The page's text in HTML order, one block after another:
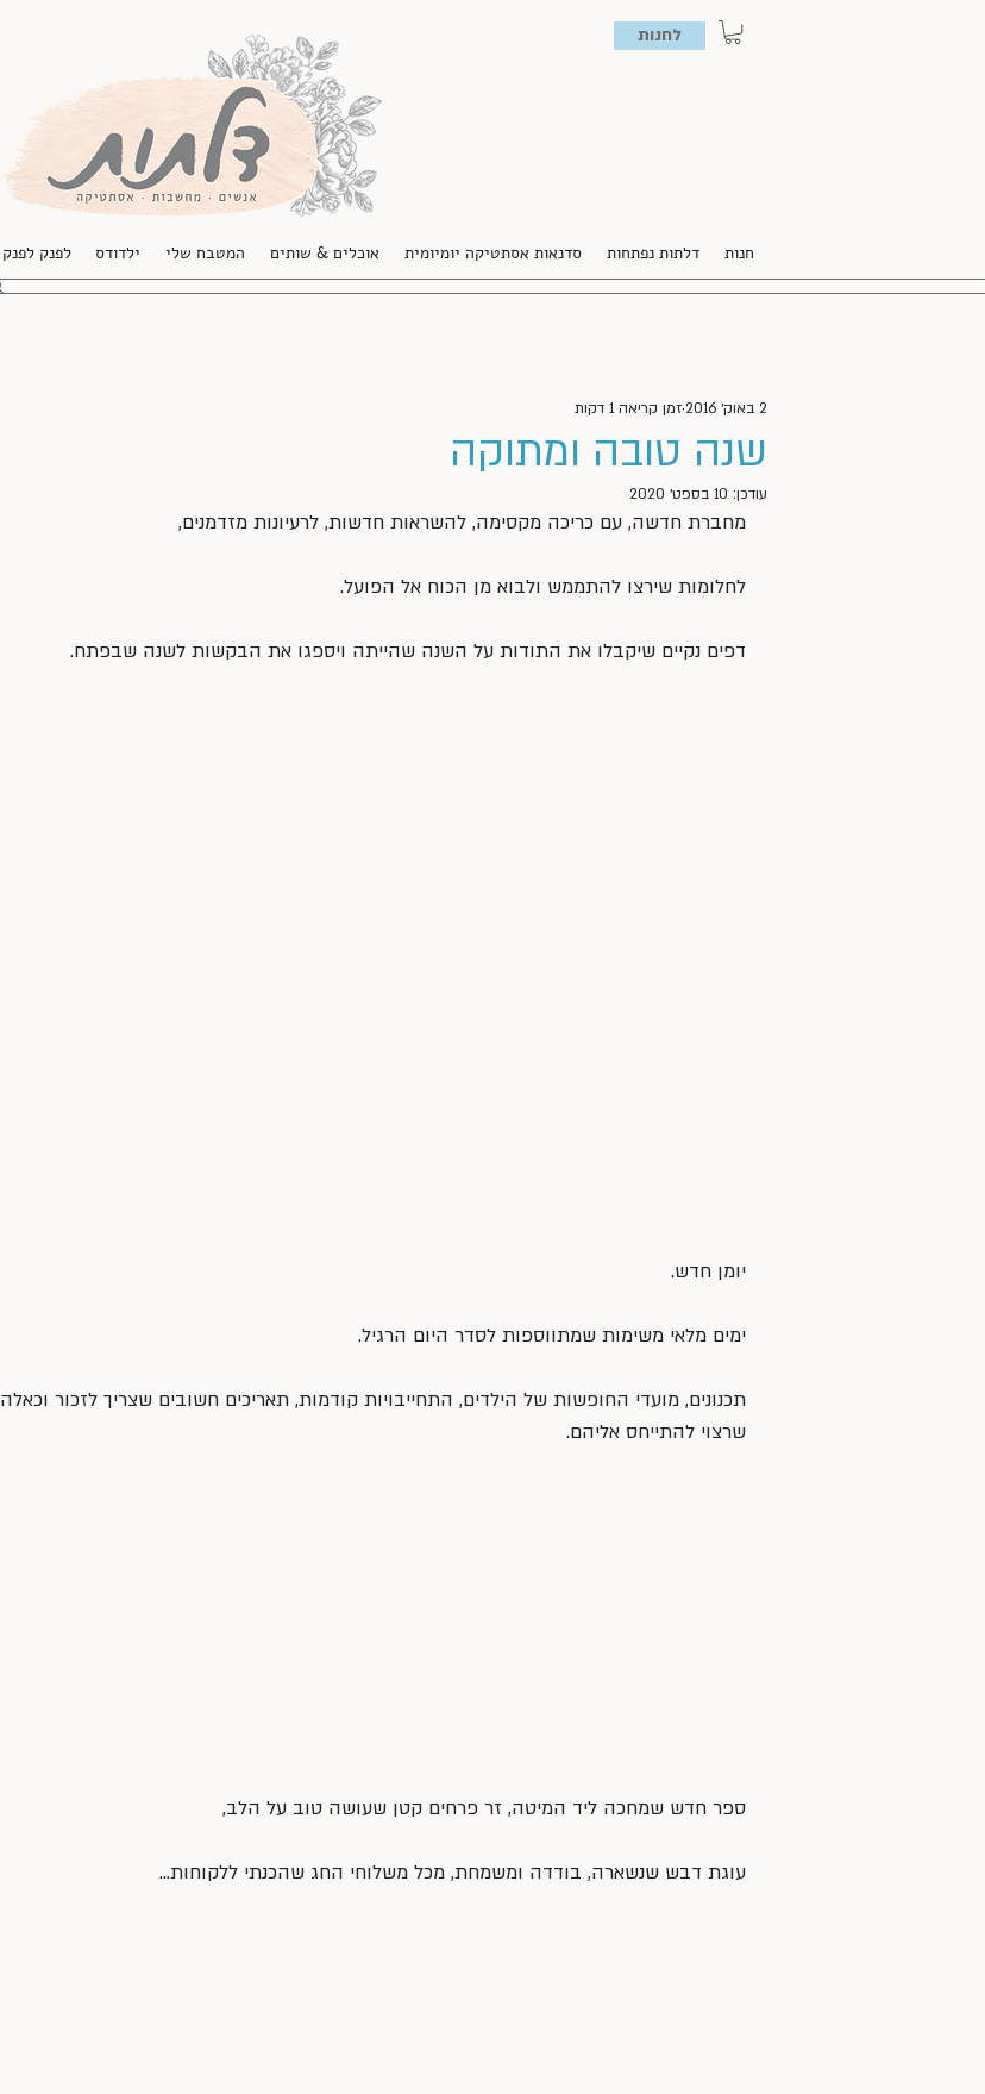
לחנות
חנות דלתות נפתחות סדנאות אסתטיקה יומיומית אוכלים & שותים המטבח שלי ילדודס לפנק לפנק
שנה טובה ומתוקה
2 באוק׳ 2016 זמן קריאה 1 דקות
עודכן: 10 בספט׳ 2020
מחברת חדשה, עם כריכה מקסימה, להשראות חדשות, לרעיונות מזדמנים,
לחלומות שירצו להתממש ולבוא מן הכוח אל הפועל.
דפים נקיים שיקבלו את התודות על השנה שהייתה ויספגו את הבקשות לשנה שבפתח.
יומן חדש.
ימים מלאי משימות שמתווספות לסדר היום הרגיל.
תכנונים, מועדי החופשות של הילדים, התחייבויות קודמות, תאריכים חשובים שצריך לזכור וכאלה
שרצוי להתייחס אליהם.
ספר חדש שמחכה ליד המיטה, זר פרחים קטן שעושה טוב על הלב,
עוגת דבש שנשארה, בודדה ומשמחת, מכל משלוחי החג שהכנתי ללקוחות…